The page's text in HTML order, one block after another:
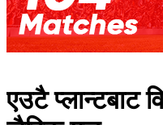
एउटै प्लान्टबाट